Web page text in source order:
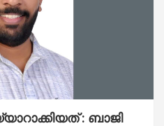
: ബാജി